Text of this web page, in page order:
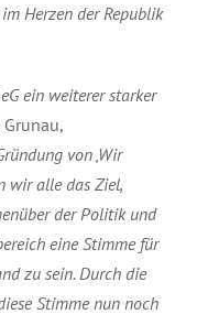
Herzen der Republik
ein weiterer starker
Grunau,
von ‚Wir
wir alle das Ziel,
der Politik und
eine Stimme für
zu sein. Durch die
Stimme nun noch